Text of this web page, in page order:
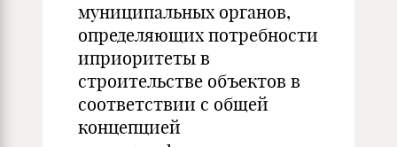
муниципальных органов,
определяющих потребности
иприоритеты в
строительстве объектов в
соответствии с общей
концепцией